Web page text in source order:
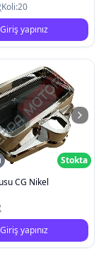
Koli:20
Giriş yapınız
Stokta
KM Kutusu CG Nikel
Giriş yapınız